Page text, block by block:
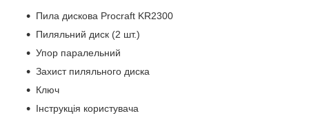
Пила дискова Procraft KR2300
Пиляльний диск (2 шт.)
Упор паралельний
Захист пиляльного диска
Ключ
Інструкція користувача